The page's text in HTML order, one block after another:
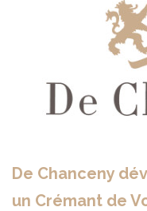
De Chanceny
un Crémant de